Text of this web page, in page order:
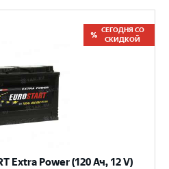
СЕГОДНЯ СО
СКИДКОЙ
Extra Power (120 Ач, 12 V)